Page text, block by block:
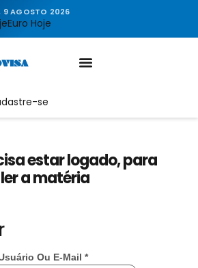
9 AGOSTO 2026
Euro Hoje
se
estar logado, para
ler a matéria
Ou E-Mail *